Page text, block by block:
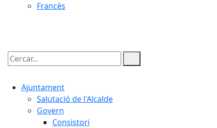
Francès
Cercar:
Ajuntament
Salutació de l'Alcalde
Govern
Consistori